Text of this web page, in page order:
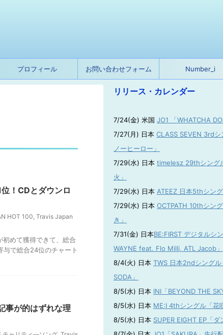
プロフィール お問い合わせフォーム Number_i
！CDとダウンロ
HOT 100, Travis Japan
初めて獲得できて、総合
で総合24位のチャート
事が的はずれな理
リリース・カレンダー
7/24(金) 米国 JO1 「WHATCHA
7/27(月) 日本 CLASS SEVEN 3rdシ
ノーヒーロー」
7/29(水) 日本 timelesz 29thシング
火」
7/29(水) 日本 ATEEZ 日本5thシン
7/29(水) 日本 OCTPATH 10thシン
き」
7/31(金) 日本BE:FIRST デジタルシ
WAYNE feat. Flo Milli, ATL Jacob」
8/4(火) 日本 TWS 日本2ndシングル
SODA」
8/5(水) 日本 INI「BEYOND THE
8/5(水) 日本 ME:I 4thシングル「花
8/5(水) 日本 SUPER EIGHT EP「ダ